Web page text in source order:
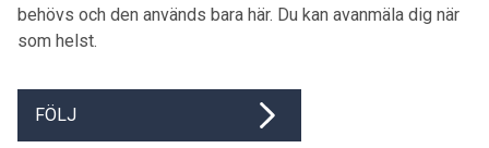
behövs och den används bara här. Du kan avanmäla dig när
som helst.
FÖLJ